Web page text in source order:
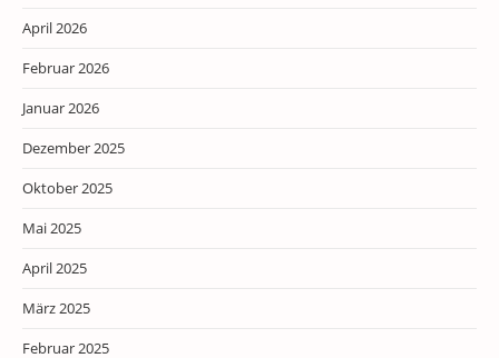
April 2026
Februar 2026
Januar 2026
Dezember 2025
Oktober 2025
Mai 2025
April 2025
März 2025
Februar 2025